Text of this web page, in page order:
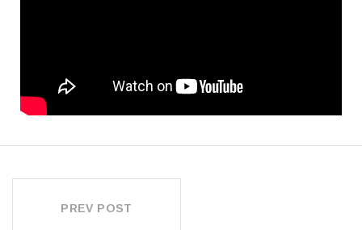
BEITRAGSNAVIGATION
PREV POST